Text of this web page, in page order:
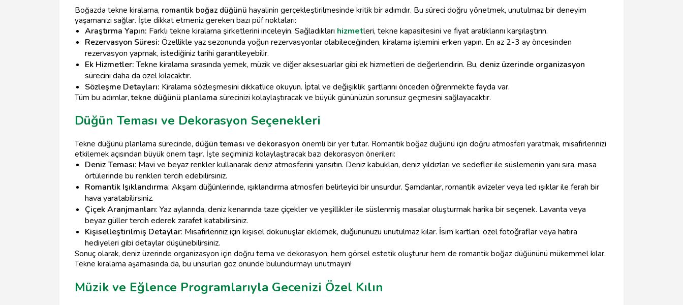
Boğazda tekne kiralama, romantik boğaz düğünü hayalinin gerçekleştirilmesinde kritik bir adımdır. Bu süreci doğru yönetmek, unutulmaz bir deneyim
yaşamanızı sağlar. İşte dikkat etmeniz gereken bazı püf noktaları:
Araştırma Yapın: Farklı tekne kiralama şirketlerini inceleyin. Sağladıkları hizmetleri, tekne kapasitesini ve fiyat aralıklarını karşılaştırın.
Rezervasyon Süresi: Özellikle yaz sezonunda yoğun rezervasyonlar olabileceğinden, kiralama işlemini erken yapın. En az 2-3 ay öncesinden
rezervasyon yapmak, istediğiniz tarihi garantileyebilir.
Ek Hizmetler:Tekne kiralama sırasında yemek, müzik ve diğer aksesuarlar gibi ek hizmetleri de değerlendirin. Bu, deniz üzerinde organizasyon
sürecini daha da özel kılacaktır.
Sözleşme Detayları: Kiralama sözleşmesini dikkatlice okuyun. İptal ve değişiklik şartlarını önceden öğrenmekte fayda var.
Tüm bu adımlar,tekne düğünü planlama sürecinizi kolaylaştıracak ve büyük gününüzün sorunsuz geçmesini sağlayacaktır.
Düğün Teması ve Dekorasyon Seçenekleri
Tekne düğünü planlama sürecinde, düğün teması ve dekorasyon önemli bir yer tutar. Romantik boğaz düğünü için doğru atmosferi yaratmak, misafirlerinizi
etkilemek açısından büyük önem taşır. İşte seçiminizi kolaylaştıracak bazı dekorasyon önerileri:
Deniz Teması: Mavi ve beyaz renkler kullanarak deniz atmosferini yansıtın. Deniz kabukları, deniz yıldızları ve sedefler ile süslemenin yanı sıra, masa
örtülerinde bu renkleri tercih edebilirsiniz.
Romantik Işıklandırma: Akşam düğünlerinde, ışıklandırma atmosferi belirleyici bir unsurdur. Şamdanlar, romantik avizeler veya led ışıklar ile ferah bir
hava yaratabilirsiniz.
Çiçek Aranjmanları: Yaz aylarında, deniz kenarında taze çiçekler ve yeşillikler ile süslenmiş masalar oluşturmak harika bir seçenek. Lavanta veya
beyaz güller tercih ederek zarafet katabilirsiniz.
Kişiselleştirilmiş Detaylar: Misafirleriniz için kişisel dokunuşlar eklemek, düğününüzü unutulmaz kılar. İsim kartları, özel fotoğraflar veya hatıra
hediyeleri gibi detaylar düşünebilirsiniz.
Sonuç olarak, deniz üzerinde organizasyon için doğru tema ve dekorasyon, hem görsel estetik oluşturur hem de romantik boğaz düğününü mükemmel kılar.
Tekne kiralama aşamasında da, bu unsurları göz önünde bulundurmayı unutmayın!
Müzik ve Eğlence Programlarıyla Gecenizi Özel Kılın